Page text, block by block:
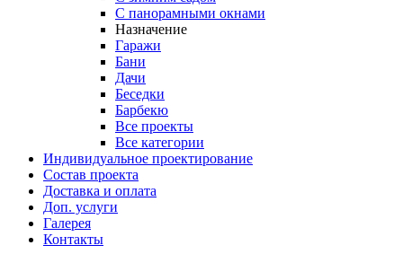
С панорамными окнами
Назначение
Гаражи
Бани
Дачи
Беседки
Барбекю
Все проекты
Все категории
Индивидуальное проектирование
Состав проекта
Доставка и оплата
Доп. услуги
Галерея
Контакты